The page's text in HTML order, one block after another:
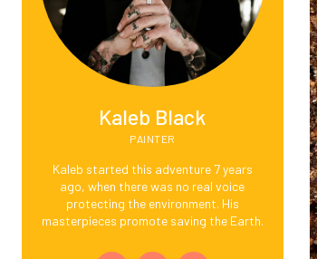
Kaleb Black
PAINTER
Kaleb started this adventure 7 years
ago, when there was no real voice
protecting the environment. His
masterpieces promote saving the Earth.